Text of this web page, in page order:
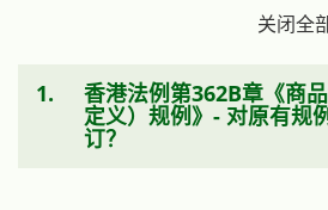
关闭全
1. 香港法例第362B章《商
定义）规例》- 对原有规
订？